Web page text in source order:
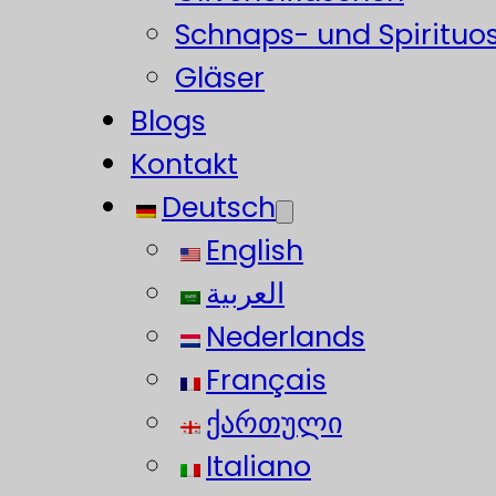
Schnaps- und
Gläser
Blogs
Kontakt
Deutsch
English
العربية
Nederlands
Français
ქართული
Italiano